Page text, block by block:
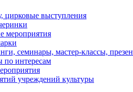
цирковые выступления
мероприятия
семинары, мастер-классы,
по интересам
учреждений культуры